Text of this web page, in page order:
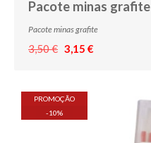
Pacote minas grafite
Pacote minas grafite
3,50 € 3,15 €
PROMOÇÃO
-10%